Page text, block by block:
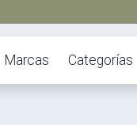
Marcas Categorías